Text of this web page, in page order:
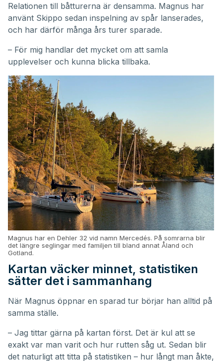
Relationen till båtturerna är densamma. Magnus har
använt Skippo sedan inspelning av spår lanserades,
och har därför många års turer sparade.
– För mig handlar det mycket om att samla
upplevelser och kunna blicka tillbaka.
Magnus har en Dehler 32 vid namn Mercedés. På somrarna blir
det längre seglingar med familjen till bland annat Åland och
Gotland.
Kartan väcker minnet, statistiken
sätter det i sammanhang
När Magnus öppnar en sparad tur börjar han alltid på
samma ställe.
– Jag tittar gärna på kartan först. Det är kul att se
exakt var man varit och hur rutten såg ut. Sedan blir
det naturligt att titta på statistiken – hur långt man åkte,